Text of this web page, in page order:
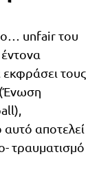
unfair του
εκφράσει τους
(Ένωση
αποτελεί
τραυματισμό